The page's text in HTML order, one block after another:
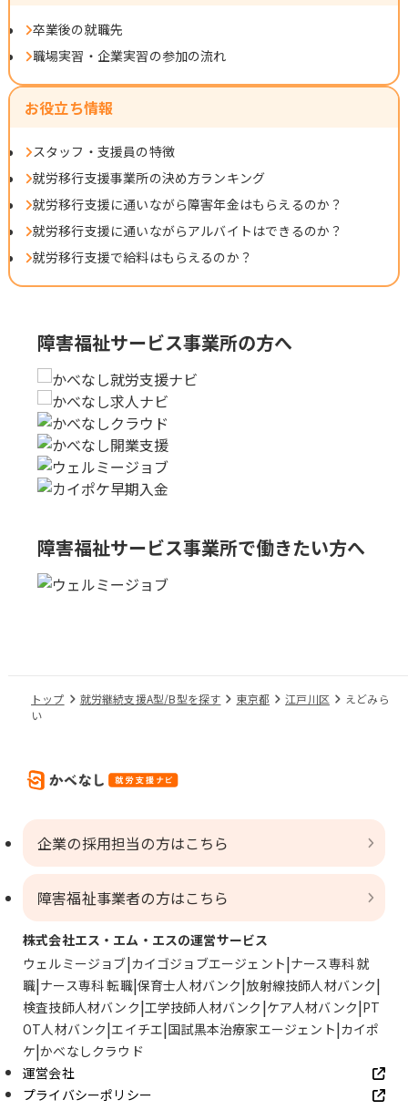
卒業後の就職先
職場実習・企業実習の参加の流れ
お役立ち情報
スタッフ・支援員の特徴
就労移行支援事業所の決め方ランキング
就労移行支援に通いながら障害年金はもらえるのか？
就労移行支援に通いながらアルバイトはできるのか？
就労移行支援で給料はもらえるのか？
障害福祉サービス事業所の方へ
障害福祉サービス事業所で働きたい方へ
トップ 就労継続支援A型/B型を探す 東京都 江戸川区
えどみら
い
企業の採用担当の方はこちら
障害福祉事業者の方はこちら
株式会社エス・エム・エスの運営サービス
ウェルミージョブ カイゴジョブエージェント ナース専科 就
職 ナース専科 転職 保育士人材バンク 放射線技師人材バンク
検査技師人材バンク 工学技師人材バンク ケア人材バンク PT
OT人材バンク エイチエ 国試黒本治療家エージェント カイポ
ケ かべなしクラウド
運営会社
プライバシーポリシー